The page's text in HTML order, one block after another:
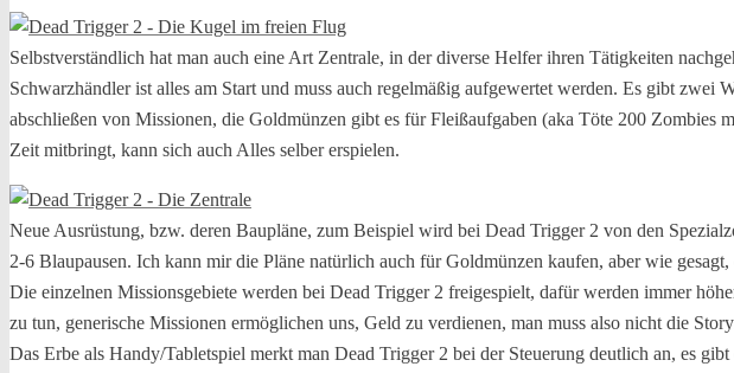
Selbstverständlich hat man auch eine Art Zentrale, in der diverse Helfer ihren Tätigkeiten
Schwarzhändler ist alles am Start und muss auch regelmäßig aufgewertet werden. Es gibt
abschließen von Missionen, die Goldmünzen gibt es für Fleißaufgaben (aka Töte 200
Zeit mitbringt, kann sich auch Alles selber erspielen.
Neue Ausrüstung, bzw. deren Baupläne, zum Beispiel wird bei Dead Trigger 2 von den
2-6 Blaupausen. Ich kann mir die Pläne natürlich auch für Goldmünzen kaufen, aber wie
Die einzelnen Missionsgebiete werden bei Dead Trigger 2 freigespielt, dafür werden immer
zu tun, generische Missionen ermöglichen uns, Geld zu verdienen, man muss also nicht die
Das Erbe als Handy/Tabletspiel merkt man Dead Trigger 2 bei der Steuerung deutlich an, es